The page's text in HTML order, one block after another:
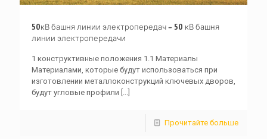
50кВ башня линии электропередач – 50 кВ башня
линии электропередачи
1 конструктивные положения 1.1 Материалы
Материалами, которые будут использоваться при
изготовлении металлоконструкций ключевых дворов,
будут угловые профили [...]
Прочитайте больше